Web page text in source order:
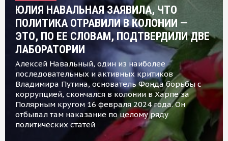
ЮЛИЯ НАВАЛЬНАЯ ЗАЯВИЛА, ЧТО
ПОЛИТИКА ОТРАВИЛИ В КОЛОНИИ —
ЭТО, ПО ЕЕ СЛОВАМ, ПОДТВЕРДИЛИ ДВЕ
ЛАБОРАТОРИИ
Алексей Навальный, один из наиболее
последовательных и активных критиков
Владимира Путина, основатель Фонда борьбы с
коррупцией, скончался в колонии в Харпе за
Полярным кругом 16 февраля 2024 года. Он
отбывал там наказание по целому ряду
политических статей